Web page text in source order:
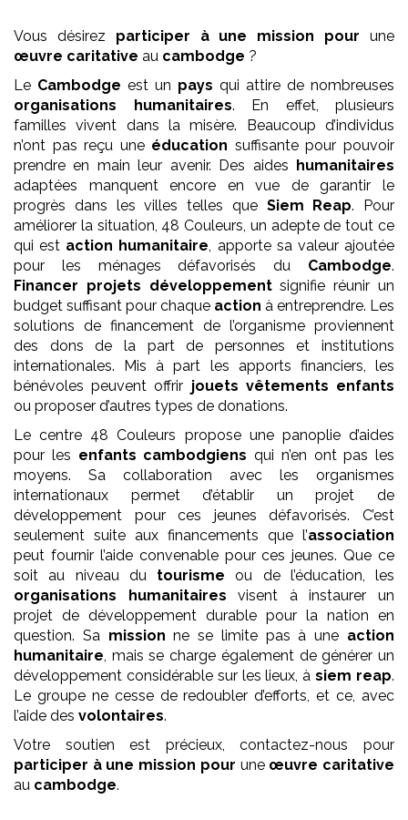
Vous désirez participer à une mission pour une
œuvre caritative au cambodge ?
Le Cambodge est un pays qui attire de nombreuses
organisations humanitaires. En effet, plusieurs
familles vivent dans la misère. Beaucoup d’individus
n’ont pas reçu une éducation suffisante pour pouvoir
prendre en main leur avenir. Des aides
humanitaires
adaptées manquent encore en vue de garantir le
progrès dans les villes telles que Siem Reap. Pour
améliorer la situation, 48 Couleurs, un adepte de tout ce
qui est action humanitaire, apporte sa valeur ajoutée
pour les ménages défavorisés du Cambodge.
Financer projets développementsignifie réunir un
budget suffisant pour chaque action à entreprendre. Les
solutions de financement de l’organisme proviennent
des dons de la part de personnes et institutions
internationales. Mis à part les apports financiers, les
bénévoles peuvent offrir jouets vêtements enfants
ou proposer d’autres types de donations.
Le centre 48 Couleurs propose une panoplie d’aides
pour les enfants cambodgiens qui n’en ont pas les
moyens. Sa collaboration avec les organismes
internationaux permet d’établir un projet de
développement pour ces jeunes défavorisés. C’est
seulement suite aux financements que l’association
peut fournir l’aide convenable pour ces jeunes. Que ce
soit au niveau du tourisme ou de l’éducation, les
organisations humanitaires visent à instaurer un
projet de développement durable pour la nation en
question. Sa mission ne se limite pas à une action
humanitaire, mais se charge également de générer un
développement considérable sur les lieux, àsiem reap.
Le groupe ne cesse de redoubler d’efforts, et ce, avec
l’aide des volontaires.
Votre soutien est précieux, contactez-nous pour
participer à une mission pour une œuvre caritative
au cambodge.